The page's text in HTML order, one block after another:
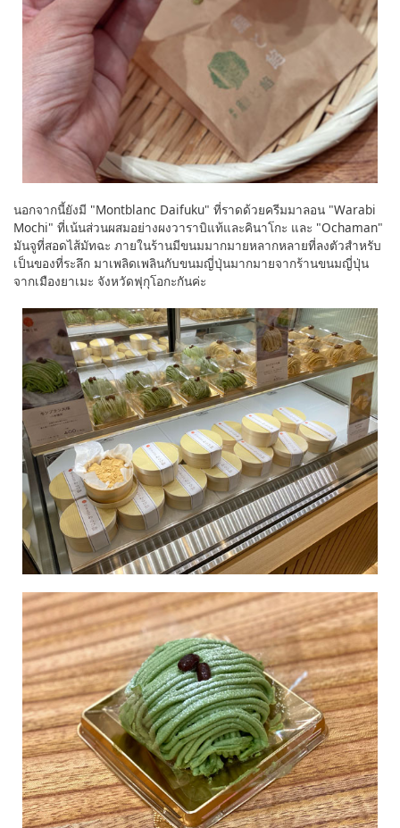
นอกจากนี้ยังมี "Montblanc Daifuku" ที่ราดด้วยครีมมาลอน "Warabi
Mochi" ที่เน้นส่วนผสมอย่างผงวาราบิแท้และคินาโกะ และ "Ochaman"
มันจูที่สอดไส้มัทฉะ ภายในร้านมีขนมมากมายหลากหลายที่ลงตัวสำหรับ
เป็นของที่ระลึก มาเพลิดเพลินกับขนมญี่ปุ่นมากมายจากร้านขนมญี่ปุ่น
จากเมืองยาเมะ จังหวัดฟุกุโอกะกันค่ะ